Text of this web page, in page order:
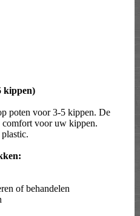
kippen)
poten voor 3-5 kippen. De
comfort voor uw kippen.
of behandelen